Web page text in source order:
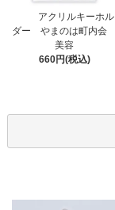
アクリルキーホル
ダー やまのは町内会
美容
660円(税込)